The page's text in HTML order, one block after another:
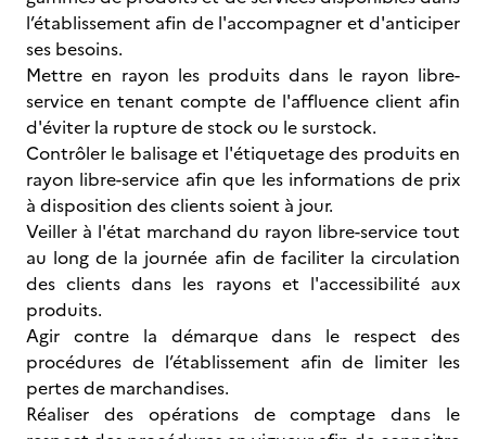
l’établissement afin de l'accompagner et d'anticiper
ses besoins.
Mettre en rayon les produits dans le rayon libre-
service en tenant compte de l'affluence client afin
d'éviter la rupture de stock ou le surstock.
Contrôler le balisage et l'étiquetage des produits en
rayon libre-service afin que les informations de prix
à disposition des clients soient à jour.
Veiller à l'état marchand du rayon libre-service tout
au long de la journée afin de faciliter la circulation
des clients dans les rayons et l'accessibilité aux
produits.
Agir contre la démarque dans le respect des
procédures de l’établissement afin de limiter les
pertes de marchandises.
Réaliser des opérations de comptage dans le